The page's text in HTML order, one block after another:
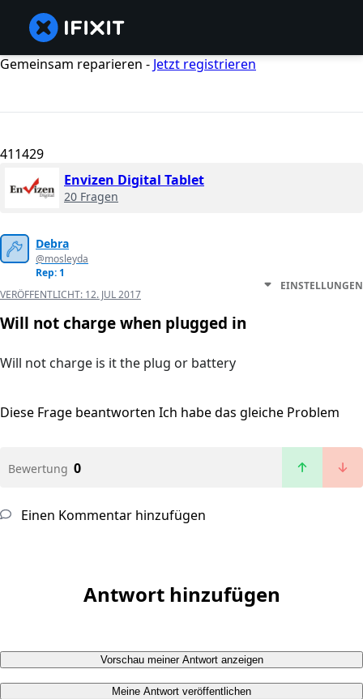
Gemeinsam reparieren - Jetzt registrieren
411429
Envizen Digital Tablet
20 Fragen
Debra
@mosleyda
Rep: 1
VERÖFFENTLICHT: 12. JUL 2017
EINSTELLUNGEN
Will not charge when plugged in
Will not charge is it the plug or battery
Diese Frage beantworten Ich habe das gleiche Problem
Bewertung 0
Einen Kommentar hinzufügen
Antwort hinzufügen
Vorschau meiner Antwort anzeigen
Meine Antwort veröffentlichen